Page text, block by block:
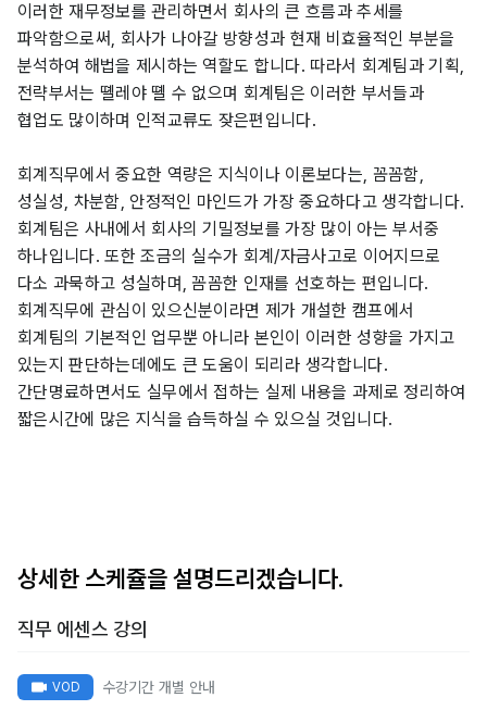
이러한 재무정보를 관리하면서 회사의 큰 흐름과 추세를
파악함으로써, 회사가 나아갈 방향성과 현재 비효율적인 부분을
분석하여 해법을 제시하는 역할도 합니다. 따라서 회계팀과 기획,
전략부서는 뗼레야 뗼 수 없으며 회계팀은 이러한 부서들과
협업도 많이하며 인적교류도 잦은편입니다.
회계직무에서 중요한 역량은 지식이나 이론보다는, 꼼꼼함,
성실성, 차분함, 안정적인 마인드가 가장 중요하다고 생각합니다.
회계팀은 사내에서 회사의 기밀정보를 가장 많이 아는 부서중
하나입니다. 또한 조금의 실수가 회계/자금사고로 이어지므로
다소 과묵하고 성실하며, 꼼꼼한 인재를 선호하는 편입니다.
회계직무에 관심이 있으신분이라면 제가 개설한 캠프에서
회계팀의 기본적인 업무뿐 아니라 본인이 이러한 성향을 가지고
있는지 판단하는데에도 큰 도움이 되리라 생각합니다.
간단명료하면서도 실무에서 접하는 실제 내용을 과제로 정리하여
짧은시간에 많은 지식을 습득하실 수 있으실 것입니다.
상세한 스케쥴을 설명드리겠습니다.
직무 에센스 강의
VOD 수강기간 개별 안내